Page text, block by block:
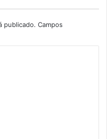
publicado. Campos